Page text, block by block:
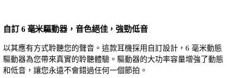
自訂 6 毫米驅動器，音色絕佳，強勁低音
以其應有方式聆聽您的聲音。這款耳機採用自訂設計，6 毫米動態
驅動器為您帶來真實的聆聽體驗。驅動器的大功率容量增強了動態
和低音，讓您永遠不會錯過任何一個節拍。